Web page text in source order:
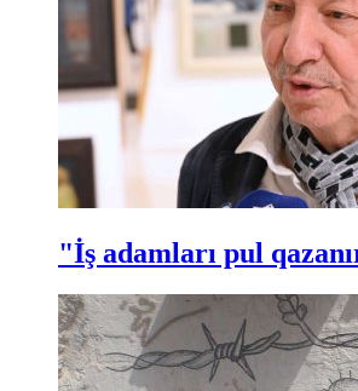
"İş adamları pul